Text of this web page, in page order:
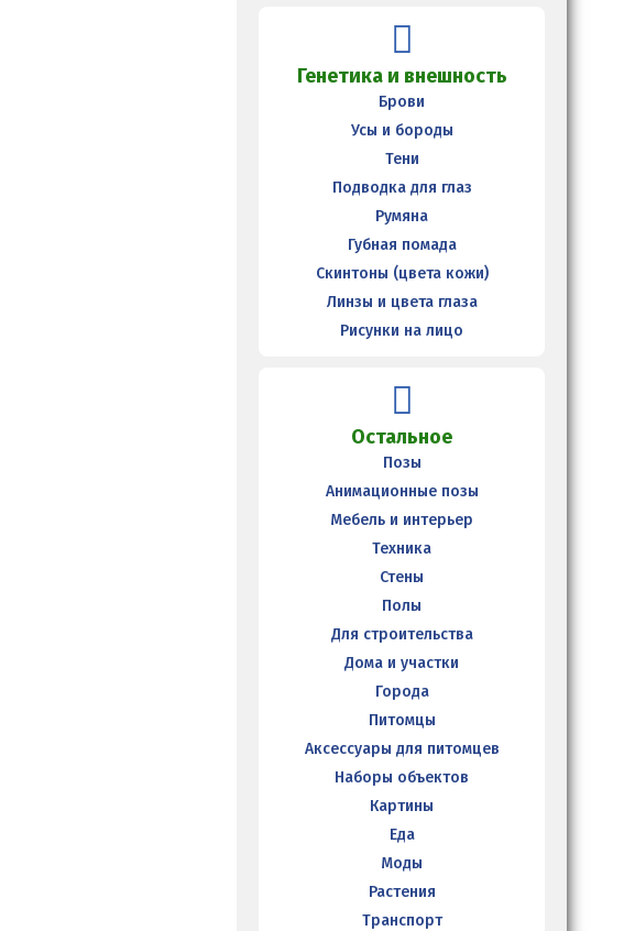
Генетика и внешность
Брови
Усы и бороды
Тени
Подводка для глаз
Румяна
Губная помада
Скинтоны (цвета кожи)
Линзы и цвета глаза
Рисунки на лицо
Остальное
Позы
Анимационные позы
Мебель и интерьер
Техника
Стены
Полы
Для строительства
Дома и участки
Города
Питомцы
Аксессуары для питомцев
Наборы объектов
Картины
Еда
Моды
Растения
Транспорт